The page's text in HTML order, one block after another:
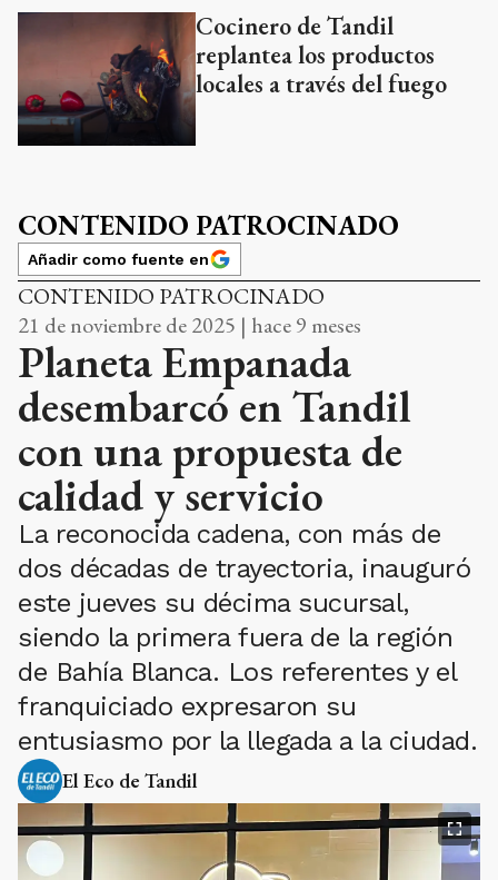
Cocinero de Tandil
replantea los productos
locales a través del fuego
CONTENIDO PATROCINADO
Añadir como fuente en
CONTENIDO PATROCINADO
21 de noviembre de 2025 | hace 9 meses
Planeta Empanada
desembarcó en Tandil
con una propuesta de
calidad y servicio
La reconocida cadena, con más de
dos décadas de trayectoria, inauguró
este jueves su décima sucursal,
siendo la primera fuera de la región
de Bahía Blanca. Los referentes y el
franquiciado expresaron su
entusiasmo por la llegada a la ciudad.
El Eco de Tandil